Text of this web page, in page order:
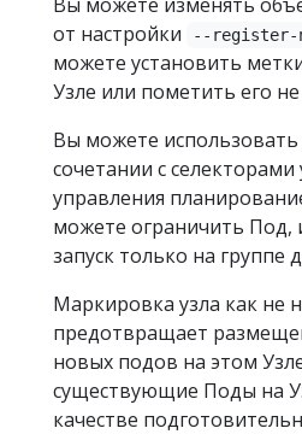
от настройки
--register-
можете установить
Узле или пометить его
Вы можете использовать
сочетании с селекторами
управления
можете ограничить Под,
запуск только на группе
Маркировка узла как не
предотвращает
новых подов на этом
существующие Поды на
качестве